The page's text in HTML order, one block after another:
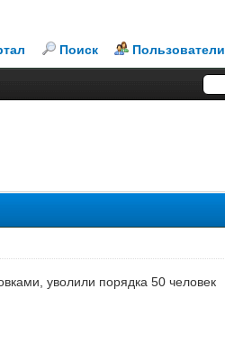
Поиск Пользователи
уволили порядка 50 человек